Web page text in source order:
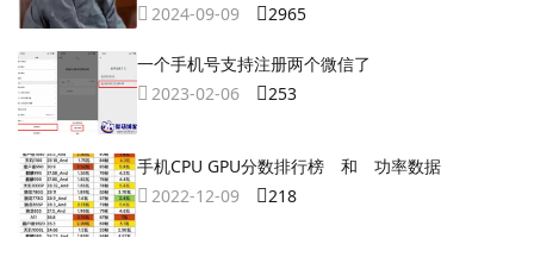
2024-09-09
2965
一个手机号支持注册两个微信了
2023-02-06
253
手机CPU GPU分数排行榜 和 功率数据
2022-12-09
218